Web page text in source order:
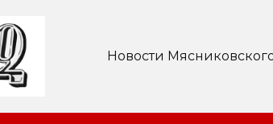
Новости